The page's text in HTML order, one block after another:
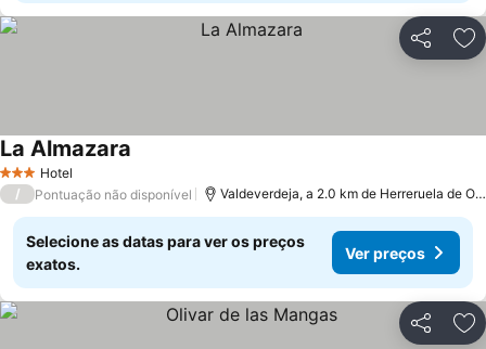
Partilhar
3 EstrelasHotel
La Almazara
/ Pontuação não disponível Valdeverdeja, a 2.0 km de Herreruela de
Selecione as datas para ver os preços
exatos.
Ver preços
Partilhar